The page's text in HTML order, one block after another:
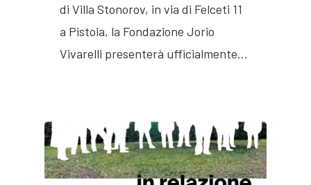
di Villa Stonorov, in via di Felceti 11
a Pistoia, la Fondazione Jorio
Vivarelli presenterà ufficialmente…